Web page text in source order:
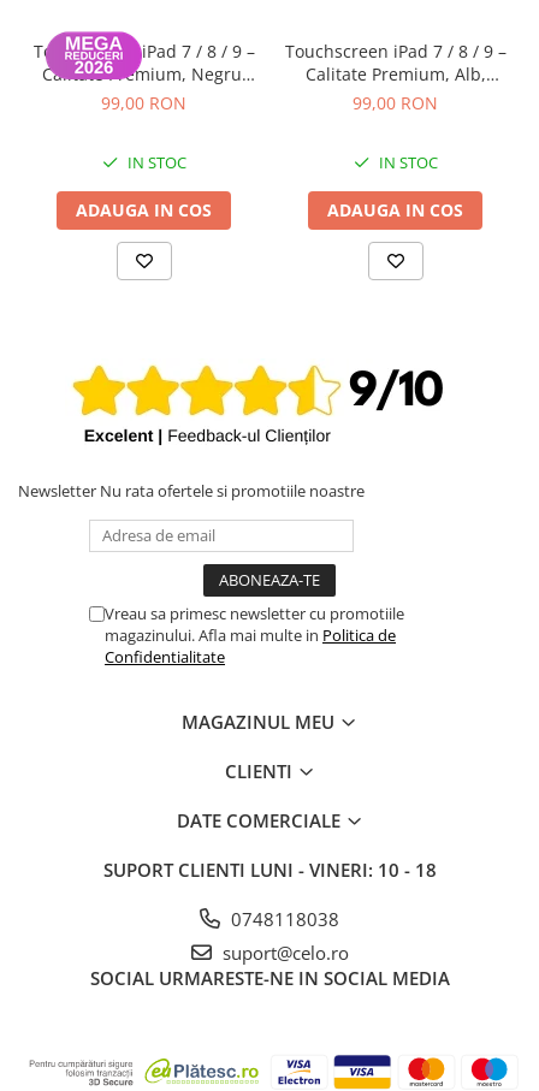
iPhone 13 Pro Max
iPhone 13 Pro
iPhone 13 mini
iPhone 12 Pro Max
iPhone 12 Pro
iPhone 11 Pro
iPhone 11
iPhone XS Max
iPhone XS
iPhone XR
iPhone 6 Plus
Baterie iPhone
iPhone 6s
Touchscreen iPad 7 / 8 / 9 –
Calitate Premium, Negru,
Garanție 12 luni
99,00 RON
IN STOC
ADAUGA IN COS
Touchscreen iPad 7 / 8 / 9 –
Calitate Premium, Alb,
Garanție 12 luni
99,00 RON
IN STOC
ADAUGA IN COS
Newsletter Nu rata ofertele si promotiile noastre
Vreau sa primesc newsletter cu promotiile
magazinului. Afla mai multe in Politica de
Confidentialitate
MAGAZINUL MEU
CLIENTI
DATE COMERCIALE
SUPORT CLIENTI LUNI - VINERI: 10 - 18
0748118038
suport@celo.ro
SOCIAL URMARESTE-NE IN SOCIAL MEDIA